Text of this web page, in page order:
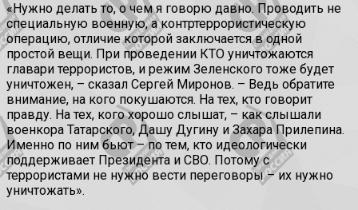
«Нужно делать то, о чем я говорю давно. Проводить не
специальную военную, а контртеррористическую
операцию, отличие которой заключается в одной
простой вещи. При проведении КТО уничтожаются
главари террористов, и режим Зеленского тоже будет
уничтожен, – сказал Сергей Миронов. – Ведь обратите
внимание, на кого покушаются. На тех, кто говорит
правду. На тех, кого хорошо слышат, – как слышали
военкора Татарского, Дашу Дугину и Захара Прилепина.
Именно по ним бьют – по тем, кто идеологически
поддерживает Президента и СВО. Потому с
террористами не нужно вести переговоры – их нужно
уничтожать».